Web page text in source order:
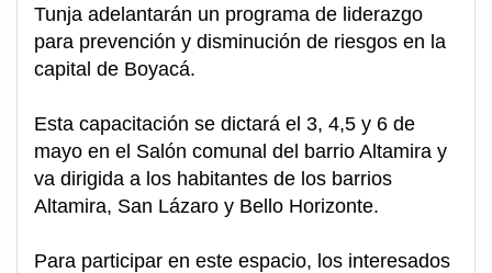
Tunja adelantarán un programa de liderazgo
para prevención y disminución de riesgos en la
capital de Boyacá.
Esta capacitación se dictará el 3, 4,5 y 6 de
mayo en el Salón comunal del barrio Altamira y
va dirigida a los habitantes de los barrios
Altamira, San Lázaro y Bello Horizonte.
Para participar en este espacio, los interesados